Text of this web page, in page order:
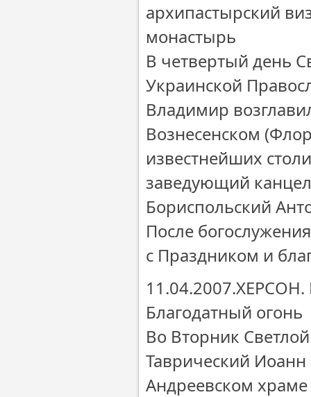
архипастырский
монастырь
В четвертый день
Украинской
Владимир
Вознесенском
известнейших
заведующий
Бориспольский
После
с Праздником и
Благодатный огонь
Во Вторник
Таврический
Андреевском храме